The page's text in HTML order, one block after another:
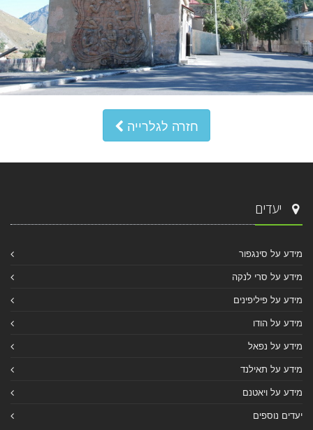
חזרה לגלרייה
יעדים
מידע על סינגפור
מידע על סרי לנקה
מידע על פיליפינים
מידע על הודו
מידע על נפאל
מידע על תאילנד
מידע על ויאטנם
יעדים נוספים